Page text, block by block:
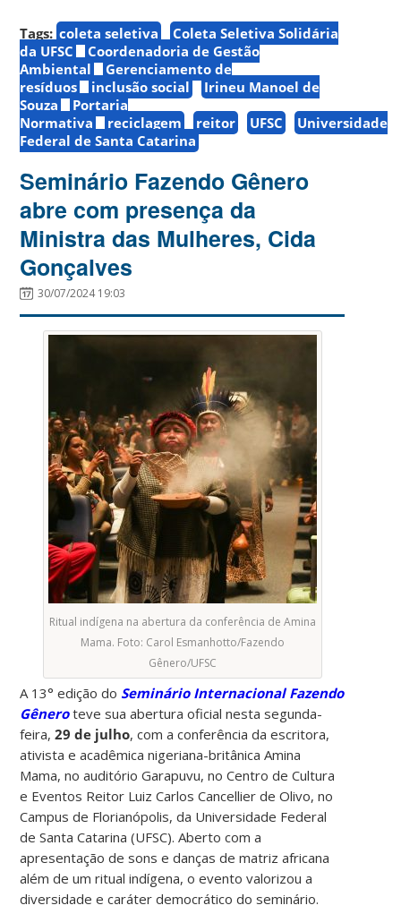
Tags: coleta seletiva
Coleta Seletiva Solidária
da UFSC
Coordenadoria de Gestão
Ambiental
Gerenciamento de
resíduos
inclusão social
Irineu Manoel de
Souza
Portaria
Normativa
reciclagem reitor UFSC
Universidade
Federal de Santa Catarina
Seminário Fazendo Gênero
abre com presença da
Ministra das Mulheres, Cida
Gonçalves
30/07/2024 19:03
Ritual indígena na abertura da conferência de Amina
Mama. Foto: Carol Esmanhotto/Fazendo
Gênero/UFSC
A 13° edição do Seminário Internacional Fazendo
Gênero teve sua abertura oficial nesta segunda-
feira,29 de julho, com a conferência da escritora,
ativista e acadêmica nigeriana-britânica Amina
Mama, no auditório Garapuvu, no Centro de Cultura
e Eventos Reitor Luiz Carlos Cancellier de Olivo, no
Campus de Florianópolis, da Universidade Federal
de Santa Catarina (UFSC). Aberto com a
apresentação de sons e danças de matriz africana
além de um ritual indígena, o evento valorizou a
diversidade e caráter democrático do seminário.